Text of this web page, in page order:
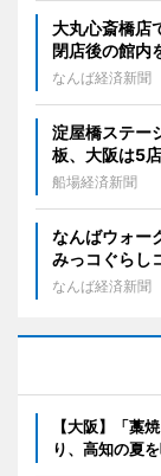
大丸心斎橋
閉店後の館内
なんば経済新聞
淀屋橋ステー
板、大阪は5
船場経済新聞
なんばウォー
みっコぐらし
なんば経済新聞
【大阪】「藁
り、高知の夏